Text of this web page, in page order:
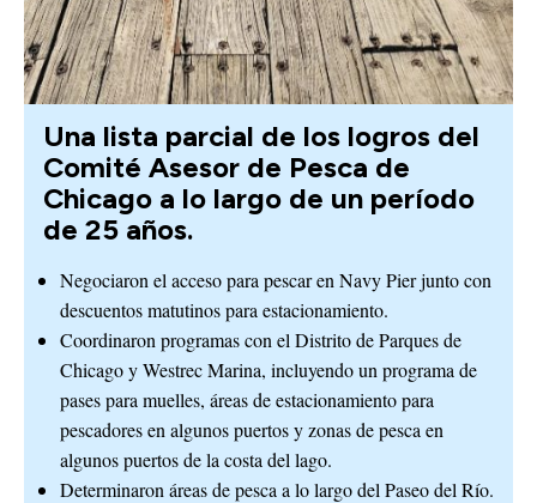
Una lista parcial de los logros del
Comité Asesor de Pesca de
Chicago a lo largo de un período
de 25 años.
Negociaron el acceso para pescar en Navy Pier junto con
descuentos matutinos para estacionamiento.
Coordinaron programas con el Distrito de Parques de
Chicago y Westrec Marina, incluyendo un programa de
pases para muelles, áreas de estacionamiento para
pescadores en algunos puertos y zonas de pesca en
algunos puertos de la costa del lago.
Determinaron áreas de pesca a lo largo del Paseo del Río.